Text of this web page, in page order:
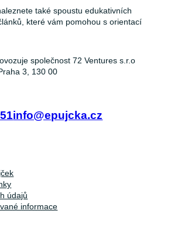
také spoustu edukativních
které vám pomohou s orientací
společnost 72 Ventures s.r.o
3, 130 00
info@epujcka.cz
údajů
informace